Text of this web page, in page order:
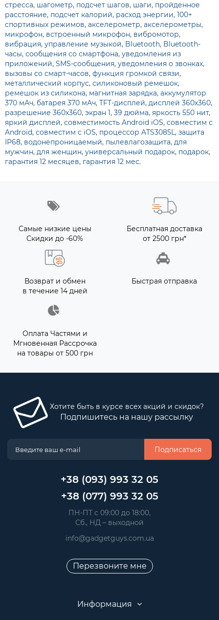
стресса, шагометр, подсчет шагов, шаги, пройденное
расстояние, подсчет калорий, расход энергии, 100+
спортивных режимов, акселерометр, акселерометры,
микрофон, встроенный микрофон, вибромотор,
вибрация, управление музыкой, Bluetooth, Bluetooth-
часы, сообщения со смартфона, уведомления из
приложений, SMS-сообщения, уведомления о звонках,
вызовы со смарт-часов, функция громкой связи,
металлический корпус, силиконовый ремешок,
ремешок из силикона, магнитная зарядка, аккумулятор
370 мАч, батарея 370 мАч, TFT-дисплей, дисплей 360x360,
разрешение 360x360, экран 1, 39 дюйма, яркость 550 нит,
яркий дисплей, совместимость Android iOS, совместим с
Android, совместим с iOS, процессор ATS3085L, защита
IP68, водонепроницаемый, пылевлагозащита, для
мужчин, для женщин, универсальный подарок, подарок,
гарантия 12 месяцев, гарантия 12 мес.
Самые низкие цены
Скидки до -60%
Бесплатная доставка
от 2500 грн*
Возврат и обмен
в течение 14 дней
Быстрая отправка
Оплата Частями и
Мгновенная Рассрочка
на товары от 500 грн
Хотите быть в курсе всех акций и скидок?
Подпишитесь на нашу рассылку
Подписаться
+38 (093) 993 32 05
+38 (077) 993 32 05
ПН-ПТ с 09:00 до 18:00,
Сб., НД – выходной
info@gadgetguys.com.ua
Перезвоните мне
Информация